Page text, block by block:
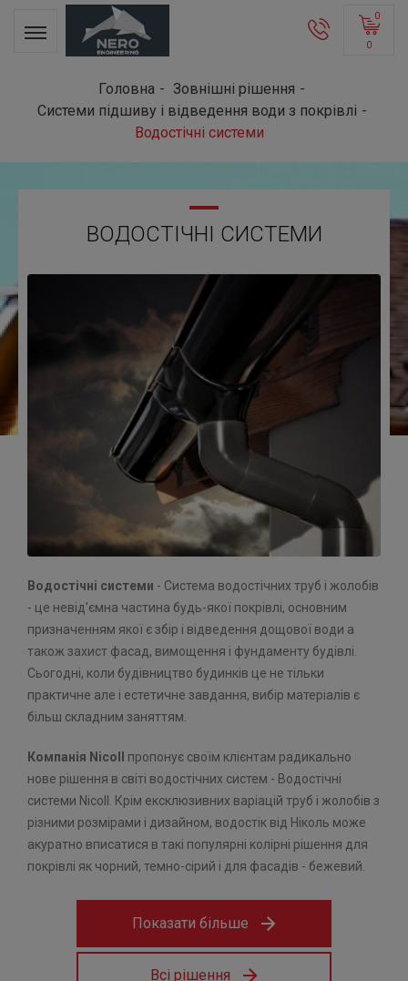
0
0
Головна
Зовнішні рішення
Системи підшиву і відведення води з покрівлі
Водостічні системи
ВОДОСТІЧНІ СИСТЕМИ
Водостічні системи - Система водостічних труб і жолобів
- це невід'ємна частина будь-якої покрівлі, основним
призначенням якої є збір і відведення дощової води а
також захист фасад, вимощення і фундаменту будівлі.
Сьогодні, коли будівництво будинків це не тільки
практичне але і естетичне завдання, вибір матеріалів є
більш складним заняттям.
Компанія Nicoll
пропонує своїм клієнтам радикально
нове рішення в світі водостічних систем - Водостічні
системи Nicoll. Крім ексклюзивних варіацій труб і жолобів з
різними розмірами і дизайном, водостік від Ніколь може
акуратно вписатися в такі популярні колірні рішення для
покрівлі як чорний, темно-сірий і для фасадів - бежевий.
Показати більше
Всі рішення